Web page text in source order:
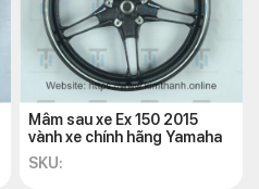
Mâm sau xe Ex 150 2015
vành xe chính hãng Yamaha
SKU: